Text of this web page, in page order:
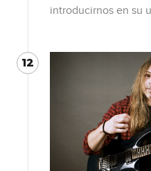
introducirnos en su
12